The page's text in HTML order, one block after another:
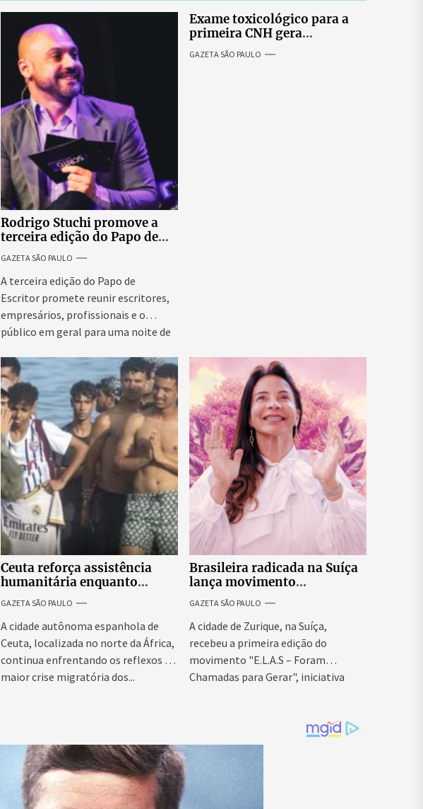
Rodrigo Stuchi promove a
terceira edição do Papo de
Escritor, podcast ao vivo que
reúne especialistas para
discutir saúde mental e
prosperidade.
GAZETA SÃO PAULO
A terceira edição do Papo de
Escritor promete reunir escritores,
empresários, profissionais e o
público em geral para uma noite de
Exame toxicológico para a
primeira CNH gera
denúncias de cortes
excessivos de cabelo e
GAZETA SÃO PAULO
Ceuta reforça assistência
humanitária enquanto
Espanha busca evitar nova
onda migratória
GAZETA SÃO PAULO
A cidade autônoma espanhola de
Ceuta, localizada no norte da África,
continua enfrentando os reflexos da
maior crise migratória dos...
Brasileira radicada na Suíça
lança movimento
internacional voltado ao
fortalecimento da identidade
feminina
GAZETA SÃO PAULO
A cidade de Zurique, na Suíça,
recebeu a primeira edição do
movimento "E.L.A.S – Foram
Chamadas para Gerar", iniciativa